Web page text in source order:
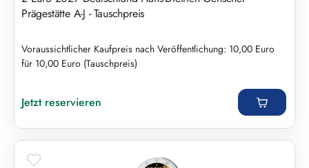
Prägestätte A-J - Tauschpreis
Voraussichtlicher Kaufpreis nach Veröffentlichung: 10,00 Euro
für 10,00 Euro (Tauschpreis)
Jetzt reservieren